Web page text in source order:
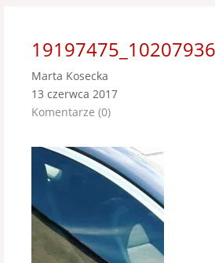
Marta Kosecka
13 czerwca 2017
Komentarze (0)